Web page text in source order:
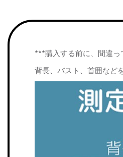
***購入する前に、間違っ
背長、バスト、首囲など